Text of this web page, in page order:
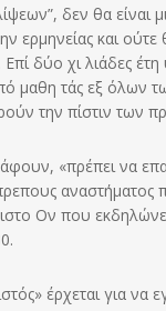
δεν θα είναι
ερμηνείας και
δύο χι λιάδες
μαθη τάς εξ όλων
την πίστιν
«πρέπει να
Ον που
έρχεται για να